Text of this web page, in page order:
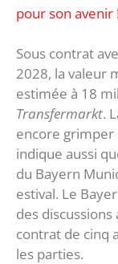
pour son avenir
Sous contrat
2028, la valeur
estimée à 18
Transfermarkt.
encore grimper
indique aussi
du Bayern
estival. Le
des discussions
contrat de cinq
les parties.